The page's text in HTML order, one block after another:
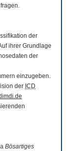
der
ihrer Grundlage
der
einzugeben.
der ICD
Bösartiges